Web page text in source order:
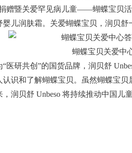
赠暨关爱罕见病儿童——蝴蝶宝贝活
婴儿润肤霜。关爱蝴蝶宝贝，润贝
蝴蝶宝贝关爱中
“医研共创”的国货品牌，润贝舒
认识和了解蝴蝶宝贝。虽然蝴蝶宝
，润贝舒 Unbeso 将持续推动中国